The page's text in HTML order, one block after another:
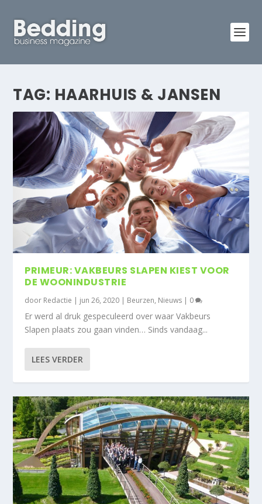
TAG: HAARHUIS & JANSEN
PRIMEUR: VAKBEURS SLAPEN KIEST VOOR
DE WOONINDUSTRIE
door Redactie | jun 26, 2020 | Beurzen, Nieuws | 0
Er werd al druk gespeculeerd over waar Vakbeurs
Slapen plaats zou gaan vinden… Sinds vandaag...
LEES VERDER